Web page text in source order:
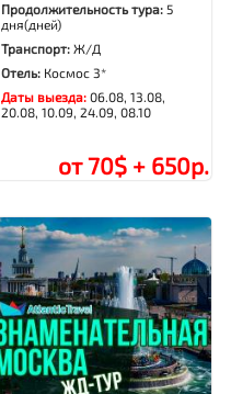
Продолжительность тура: 5
дня(дней)
Транспорт:Ж/Д
Отель: Космос 3*
Даты выезда:06.08, 13.08,
20.08, 10.09, 24.09, 08.10
от 70$ + 650р.